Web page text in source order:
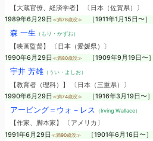
【大蔵官僚、経済学者】 〔日本（佐賀県）〕
1989年6月29日 ≪満78歳没≫ ［1911年1月15日〜］
森 一生 （もり・かずお）
【映画監督】 〔日本（愛媛県）〕
1990年6月29日 ≪満80歳没≫ ［1909年9月19日〜］
宇井 芳雄（うい・よしお）
【教育者（理科）】 〔日本（三重県）〕
1990年6月29日 ≪満74歳没≫ ［1916年3月19日〜］
アービング＝ウォ－レス （Irving Wallace）
【作家、脚本家】 〔アメリカ〕
1991年6月29日 ≪満90歳没≫ ［1901年6月16日〜］